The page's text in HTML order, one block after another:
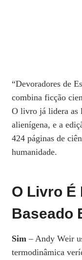
“Devoradores de
combina ficção
O livro já lidera as
alienígena, e a
424 páginas de
humanidade.
O Livro É
Baseado
Sim – Andy Weir
termodinâmica